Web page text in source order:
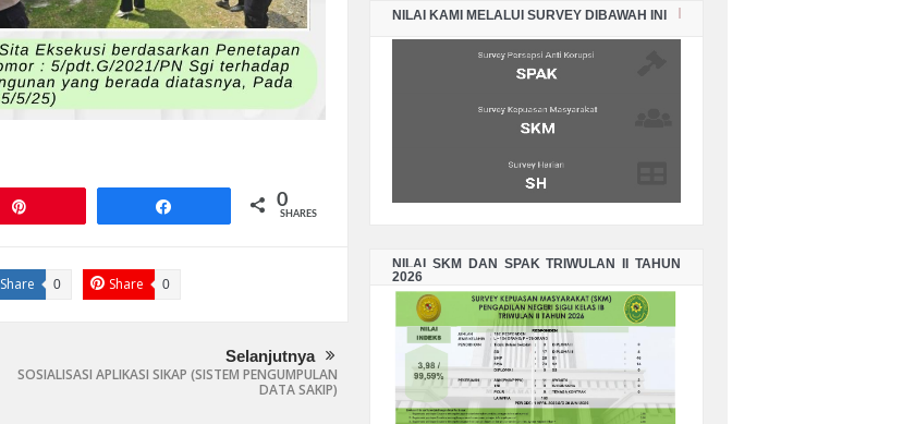
0
SHARES
Share 0 Share 0
Selanjutnya
SOSIALISASI APLIKASI SIKAP (SISTEM PENGUMPULAN
DATA SAKIP)
LAPORAN KEADAAN SISA PANJAR
PERKARA PERDATA BULAN
SEPTEMBER TAHUN 2025
PERKARA PERDATA BULAN AGUSTUS
NILAI KAMI MELALUI SURVEY DIBAWAH INI
NILAI SKM DAN SPAK TRIWULAN II TAHUN
2026